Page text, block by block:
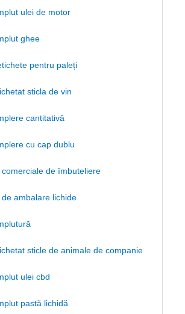
ulei de motor
ghee
pentru paleți
sticla de vin
cantitativă
cu cap dublu
de îmbuteliere
ambalare lichide
sticle de animale de companie
ulei cbd
pastă lichidă